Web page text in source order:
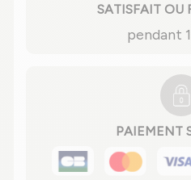
SATISFAIT OU
pendant
PAIEMENT